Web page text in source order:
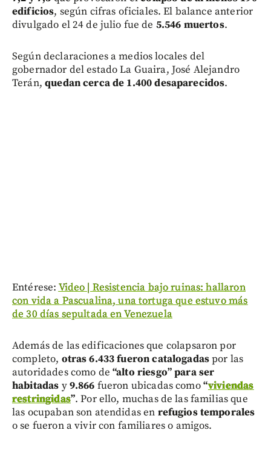
edificios, según cifras oficiales. El balance anterior
divulgado el 24 de julio fue de 5.546 muertos.
Según declaraciones a medios locales del
gobernador del estado La Guaira, José Alejandro
Terán,quedan cerca de 1.400 desaparecidos.
Entérese: Video | Resistencia bajo ruinas: hallaron
con vida a Pascualina, una tortuga que estuvo más
de 30 días sepultada en Venezuela
Además de las edificaciones que colapsaron por
completo, otras 6.433 fueron catalogadaspor las
autoridades como de “alto riesgo” para ser
habitadas y9.866 fueron ubicadas como“viviendas
restringidas”. Por ello, muchas de las familias que
las ocupaban son atendidas en refugios temporales
o se fueron a vivir con familiares o amigos.